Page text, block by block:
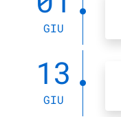
GIU
13
GIU